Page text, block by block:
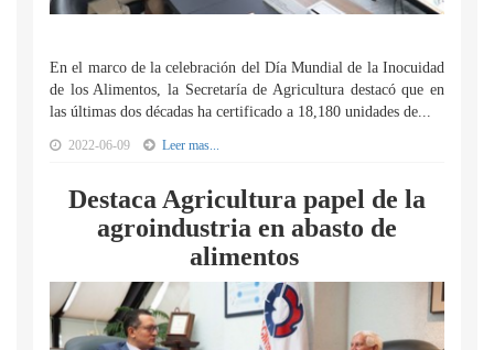
En el marco de la celebración del Día Mundial de la Inocuidad
de los Alimentos, la Secretaría de Agricultura destacó que en
las últimas dos décadas ha certificado a 18,180 unidades de...
2022-06-09 Leer mas...
Destaca Agricultura papel de la
agroindustria en abasto de
alimentos